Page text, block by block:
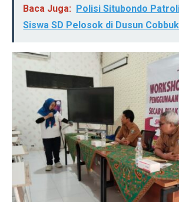
Baca Juga: Polisi Situbondo
Siswa SD Pelosok di Dusun